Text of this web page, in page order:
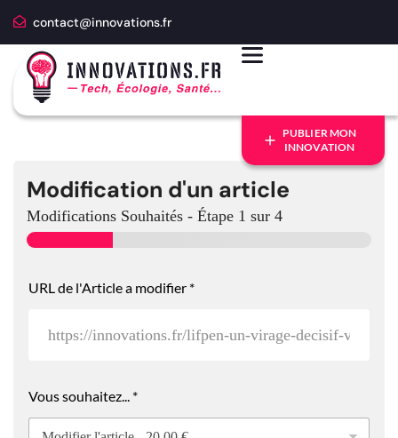
contact@innovations.fr
PUBLIER MON
INNOVATION
Modification d'un article
Modifications Souhaités - Étape 1 sur 4
URL de l'Article a modifier *
Vous souhaitez... *